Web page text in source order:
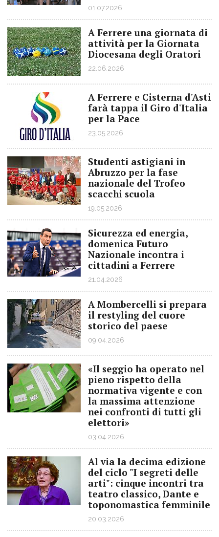
01.07.2026
A Ferrere una giornata di
attività per la Giornata
Diocesana degli Oratori
22.06.2026
A Ferrere e Cisterna d'Asti
farà tappa il Giro d'Italia
per la Pace
23.05.2026
Studenti astigiani in
Abruzzo per la fase
nazionale del Trofeo
scacchi scuola
19.05.2026
Sicurezza ed energia,
domenica Futuro
Nazionale incontra i
cittadini a Ferrere
21.04.2026
A Mombercelli si prepara
il restyling del cuore
storico del paese
09.04.2026
«Il seggio ha operato nel
pieno rispetto della
normativa vigente e con
la massima attenzione
nei confronti di tutti gli
elettori»
03.04.2026
Al via la decima edizione
del ciclo "I segreti delle
arti": cinque incontri tra
teatro classico, Dante e
toponomastica femminile
20.03.2026